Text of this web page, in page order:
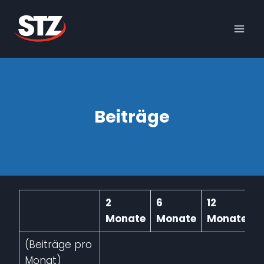
content
Beiträge
2
Monate
6
Monate
12
Monate
(Beiträge pro
Monat)